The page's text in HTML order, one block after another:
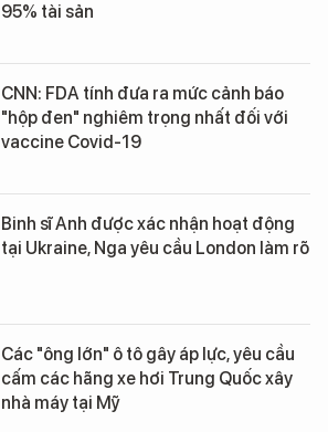
95% tài sản
CNN: FDA tính đưa ra mức cảnh báo
"hộp đen" nghiêm trọng nhất đối với
vaccine Covid-19
Binh sĩ Anh được xác nhận hoạt động
tại Ukraine, Nga yêu cầu London làm rõ
Các "ông lớn" ô tô gây áp lực, yêu cầu
cấm các hãng xe hơi Trung Quốc xây
nhà máy tại Mỹ